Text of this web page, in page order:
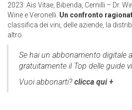
2023: Ais Vitae, Bibenda, Cernilli – Dr.
Wine e Veronelli. Un confronto
classifica dei vini, delle aziende, la
altro.
Se hai un abbonamento digitale
gratuitamente il Top delle guide
Vuoi abbonarti? clicca qui +